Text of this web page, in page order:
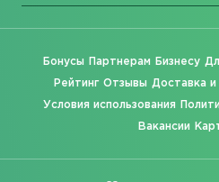
Бонусы Партнерам Бизнесу
Рейтинг Отзывы Доставка и
Условия использования
Вакансии